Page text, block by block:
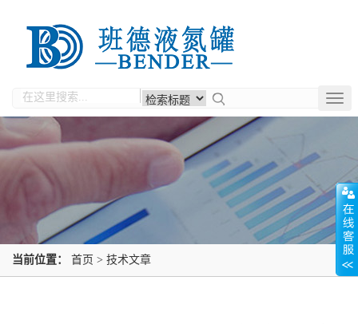
当前位置： 首页 > 技术文章